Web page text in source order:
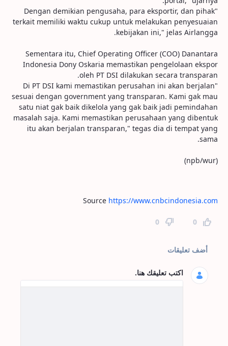
"Dengan demikian pengusaha, para eksportir, dan pihak
terkait memiliki waktu cukup untuk melakukan penyesuaian
kebijakan ini," jelas Airlangga.
Sementara itu, Chief Operating Officer (COO) Danantara
Indonesia Dony Oskaria memastikan pengelolaan ekspor
oleh PT DSI dilakukan secara transparan.
"Di PT DSI kami memastikan perusahan ini akan berjalan
sesuai dengan government yang transparan. Kami gak mau
satu niat gak baik dikelola yang gak baik jadi pemindahan
masalah saja. Kami memastikan perusahaan yang dibentuk
itu akan berjalan transparan," tegas dia di tempat yang
sama.
(npb/wur)
Source https://www.cnbcindonesia.com
0
0
تعليقات الصفحة
أضف تعليقات
اكتب تعليقك هنا.